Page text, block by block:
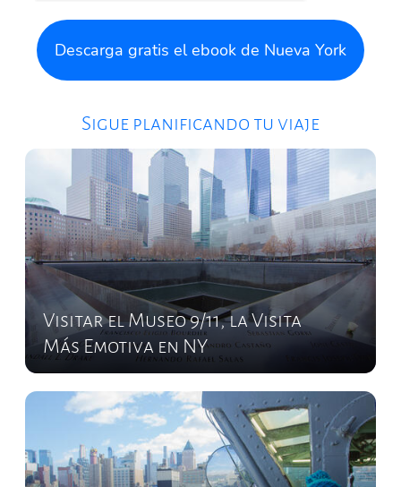
Descarga gratis el ebook de Nueva York
Sigue planificando tu viaje
Visitar el Museo 9/11, la Visita
Más Emotiva en NY